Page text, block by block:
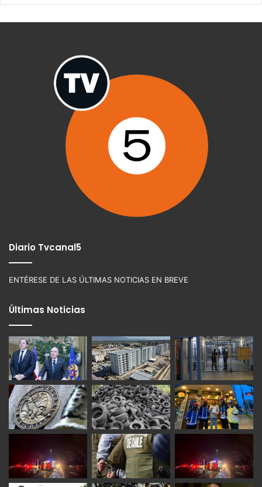
Diario Tvcanal5
ENTÉRESE DE LAS ÚLTIMAS NOTICIAS EN BREVE
Últimas Noticias